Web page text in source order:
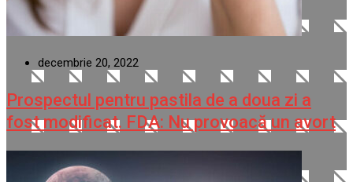
decembrie 20, 2022
Prospectul pentru pastila de a doua zi a
fost modificat. FDA: Nu provoacă un avort